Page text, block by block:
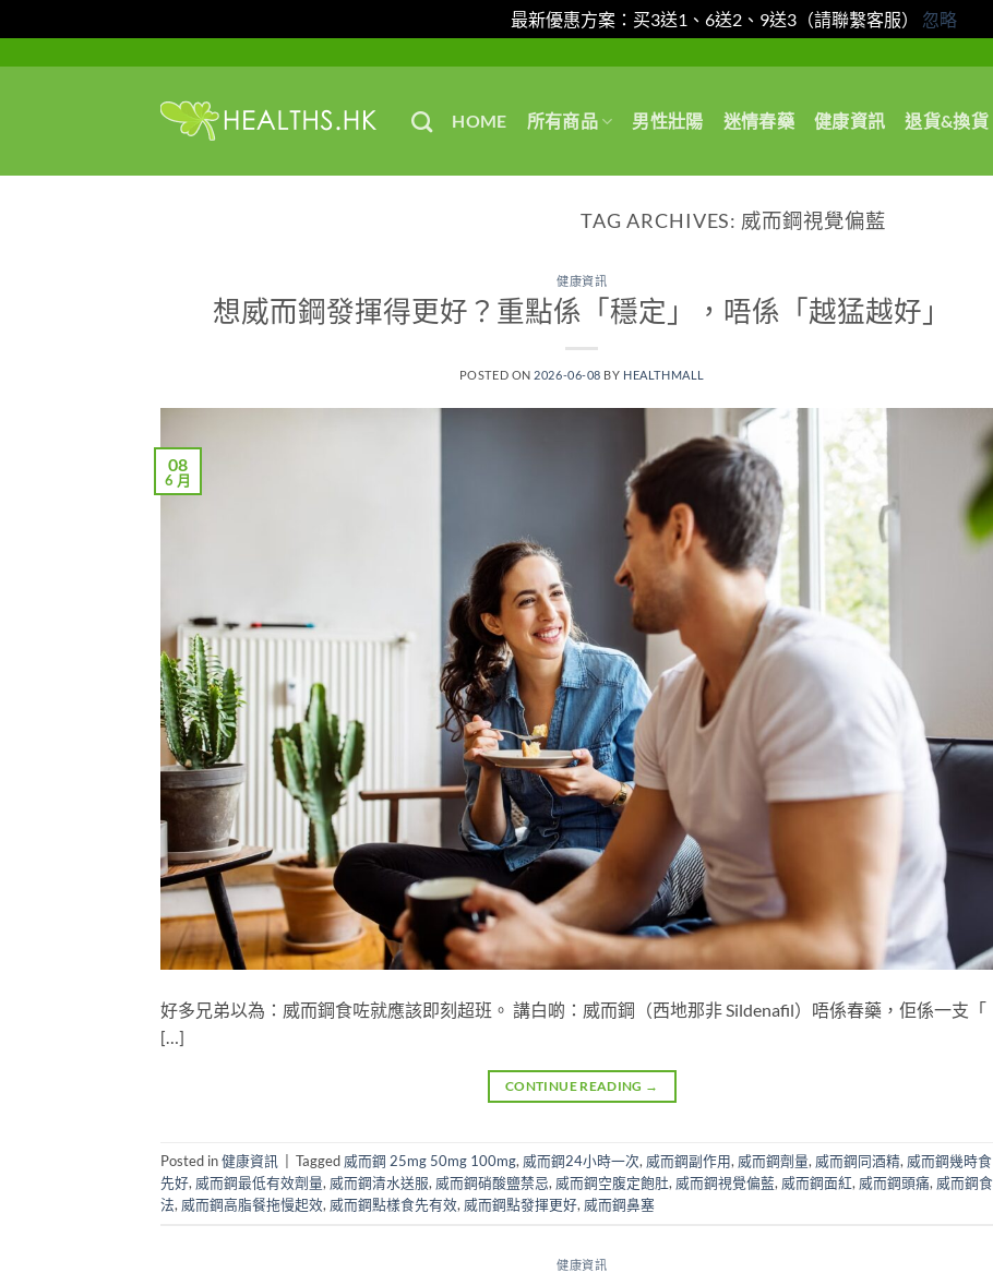
最新優惠方案：买3送1、6送2、9送3（請聯繫客服） 忽略
HOME 所有商品 男性壯陽 迷情春藥 健康資訊 退貨&換貨
TAG ARCHIVES: 威而鋼視覺偏藍
健康資訊
想威而鋼發揮得更好？重點係「穩定」，唔係「越猛越好」
POSTED ON 2026-06-08 BY HEALTHMALL
08
6 月
好多兄弟以為：威而鋼食咗就應該即刻超班。 講白啲：威而鋼（西地那非 Sildenafil）唔係春藥，佢係一支「
[…]
CONTINUE READING →
Posted in健康資訊 Tagged 威而鋼 25mg 50mg 100mg, 威而鋼24小時一次, 威而鋼副作用, 威而鋼劑量, 威而鋼同酒精, 威而鋼幾時食
先好, 威而鋼最低有效劑量, 威而鋼清水送服, 威而鋼硝酸鹽禁忌, 威而鋼空腹定飽肚, 威而鋼視覺偏藍, 威而鋼面紅, 威而鋼頭痛, 威而鋼食
法, 威而鋼高脂餐拖慢起效, 威而鋼點樣食先有效, 威而鋼點發揮更好, 威而鋼鼻塞
健康資訊